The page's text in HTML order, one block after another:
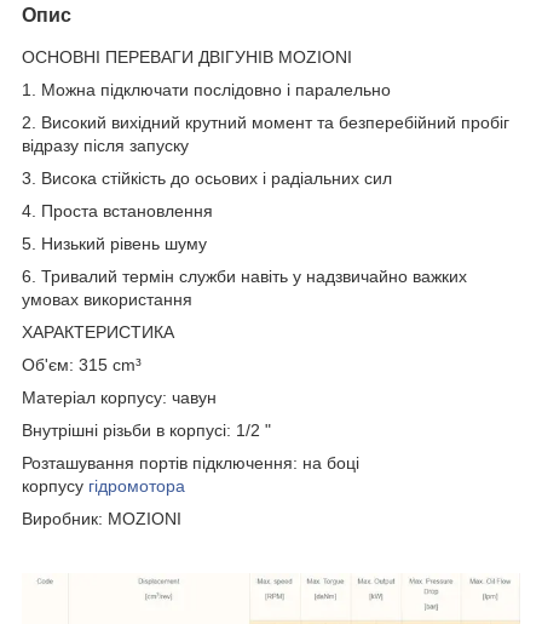
Опис
ОСНОВНІ ПЕРЕВАГИ ДВІГУНІВ MOZIONI
1. Можна підключати послідовно і паралельно
2. Високий вихідний крутний момент та безперебійний пробіг
відразу після запуску
3. Висока стійкість до осьових і радіальних сил
4. Проста встановлення
5. Низький рівень шуму
6. Тривалий термін служби навіть у надзвичайно важких
умовах використання
ХАРАКТЕРИСТИКА
Об'єм: 315 cm³
Матеріал корпусу: чавун
Внутрішні різьби в корпусі: 1/2 "
Розташування портів підключення: на боці
корпусу гідромотора
Виробник: MOZIONI